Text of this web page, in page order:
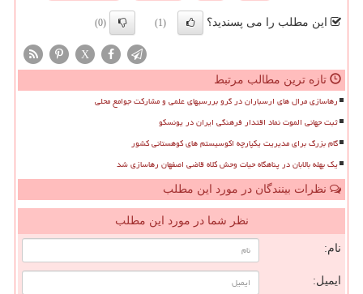
این مطلب را می پسندید؟ (1)
(0)
X
تازه ترین مطالب مرتبط
رهاسازی مرال های ارسباران در گرو بررسیهای علمی و مشارکت جوامع محلی
ثبت جهانی الموت نماد اقتدار فرهنگی ایران در یونسکو
گام بزرگ برای مدیریت یکپارچه اکوسیستم های کوهستانی کشور
یک بهله بالابان در پناهگاه حیات وحش کلاه قاضی اصفهان رهاسازی شد
نظرات بینندگان در مورد این مطلب
نظر شما در مورد این مطلب
نام:
ایمیل: